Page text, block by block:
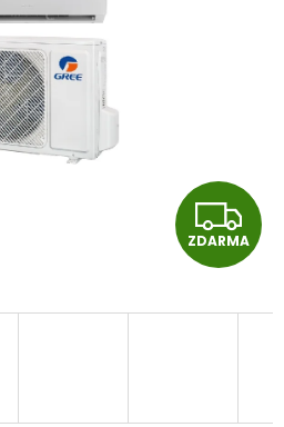
Z
D
A
ZDARMA